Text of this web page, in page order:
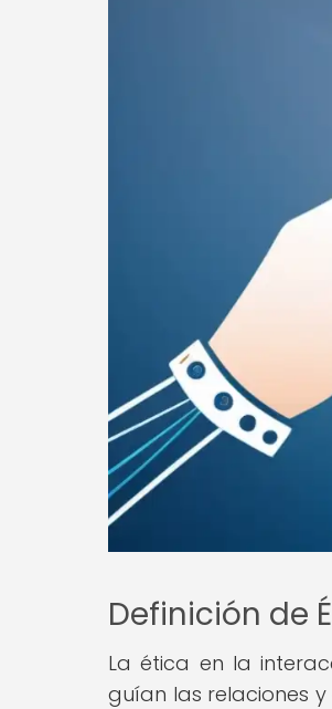
Definición de
La ética en la
guían las relaciones